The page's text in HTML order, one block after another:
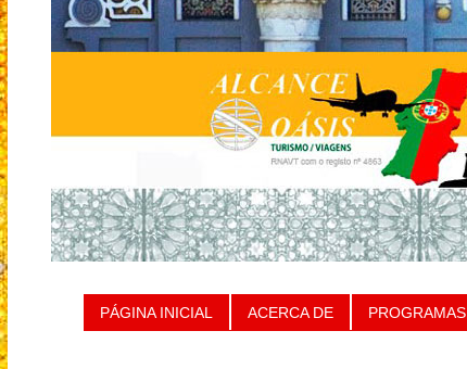
PÁGINA INICIAL ACERCA DE PROGRAMAS